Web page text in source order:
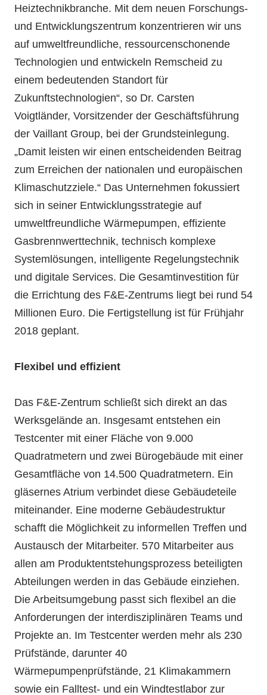
Heiztechnikbranche. Mit dem neuen Forschungs-
und Entwicklungszentrum konzentrieren wir uns
auf umweltfreundliche, ressourcenschonende
Technologien und entwickeln Remscheid zu
einem bedeutenden Standort für
Zukunftstechnologien“, so Dr. Carsten
Voigtländer, Vorsitzender der Geschäftsführung
der Vaillant Group, bei der Grundsteinlegung.
„Damit leisten wir einen entscheidenden Beitrag
zum Erreichen der nationalen und europäischen
Klimaschutzziele.“ Das Unternehmen fokussiert
sich in seiner Entwicklungsstrategie auf
umweltfreundliche Wärmepumpen, effiziente
Gasbrennwerttechnik, technisch komplexe
Systemlösungen, intelligente Regelungstechnik
und digitale Services. Die Gesamtinvestition für
die Errichtung des F&E-Zentrums liegt bei rund 54
Millionen Euro. Die Fertigstellung ist für Frühjahr
2018 geplant.
Flexibel und effizient
Das F&E-Zentrum schließt sich direkt an das
Werksgelände an. Insgesamt entstehen ein
Testcenter mit einer Fläche von 9.000
Quadratmetern und zwei Bürogebäude mit einer
Gesamtfläche von 14.500 Quadratmetern. Ein
gläsernes Atrium verbindet diese Gebäudeteile
miteinander. Eine moderne Gebäudestruktur
schafft die Möglichkeit zu informellen Treffen und
Austausch der Mitarbeiter. 570 Mitarbeiter aus
allen am Produktentstehungsprozess beteiligten
Abteilungen werden in das Gebäude einziehen.
Die Arbeitsumgebung passt sich flexibel an die
Anforderungen der interdisziplinären Teams und
Projekte an. Im Testcenter werden mehr als 230
Prüfstände, darunter 40
Wärmepumpenprüfstände, 21 Klimakammern
sowie ein Falltest- und ein Windtestlabor zur